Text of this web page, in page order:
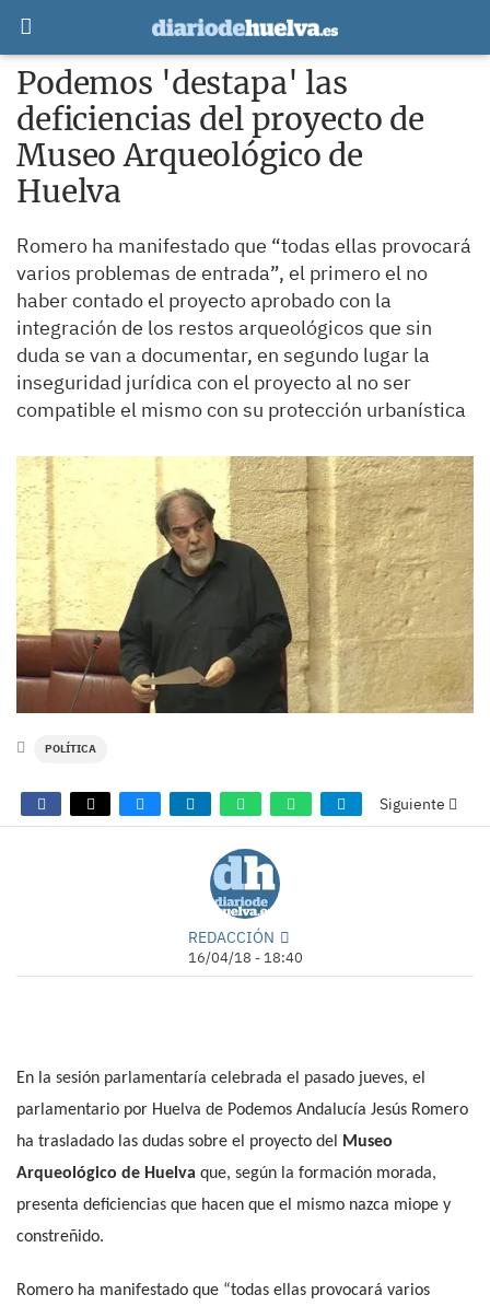
Podemos 'destapa' las
deficiencias del proyecto de
Museo Arqueológico de
Huelva
Romero ha manifestado que “todas ellas provocará
varios problemas de entrada”, el primero el no
haber contado el proyecto aprobado con la
integración de los restos arqueológicos que sin
duda se van a documentar, en segundo lugar la
inseguridad jurídica con el proyecto al no ser
compatible el mismo con su protección urbanística
POLÍTICA
Siguiente
REDACCIÓN
16/04/18 - 18:40
En la sesión parlamentaría celebrada el pasado jueves, el
parlamentario por Huelva de Podemos Andalucía Jesús Romero
ha trasladado las dudas sobre el proyecto del
Museo
Arqueológico de Huelva que, según la formación morada,
presenta deficiencias que hacen que el mismo nazca miope y
constreñido.
Romero ha manifestado que “todas ellas provocará varios